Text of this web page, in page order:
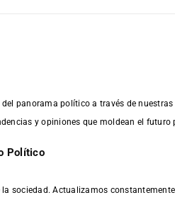
panorama político a través de nuestras
y opiniones que moldean el futuro
Político
la sociedad. Actualizamos